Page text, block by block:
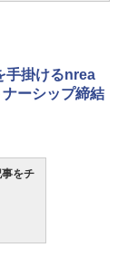
手掛けるnrea
ーシップ締結
をチ